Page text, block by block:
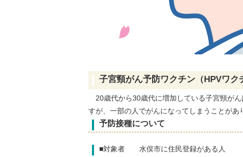
子宮頸がん予防ワクチン（HPVワク
20歳代から30歳代に増加している子宮頸が
すが、一部の人でがんになってしまうことがあ
予防接種について
■対象者 水俣市に住民登録がある人